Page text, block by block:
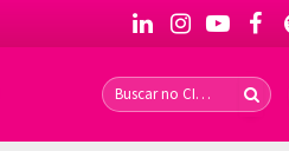
LinkedInInstagramYouTube